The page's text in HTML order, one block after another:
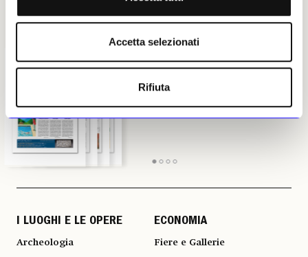
Accetta selezionati
Rifiuta
DI LUGLIO-
in edicola
DI LUGLIO-
in edicola
DI LUGLIO-
in edicola
DI LUGLIO-
in edicola
I LUOGHI E LE OPERE
Archeologia
ECONOMIA
Fiere e Gallerie